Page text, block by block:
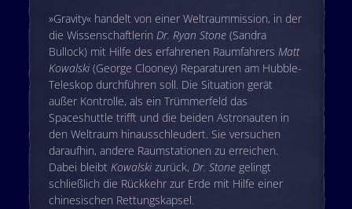
»Gravity« handelt von einer Weltraummission, in der
die Wissenschaftlerin Dr. Ryan Stone(Sandra
Bullock) mit Hilfe des erfahrenen Raumfahrers Matt
Kowalski(George Clooney) Reparaturen am Hubble-
Teleskop durchführen soll. Die Situation gerät
außer Kontrolle, als ein Trümmerfeld das
Spaceshuttle trifft und die beiden Astronauten in
den Weltraum hinausschleudert. Sie versuchen
daraufhin, andere Raumstationen zu erreichen.
Dabei bleibt Kowalskizurück, Dr. Stonegelingt
schließlich die Rückkehr zur Erde mit Hilfe einer
chinesischen Rettungskapsel.